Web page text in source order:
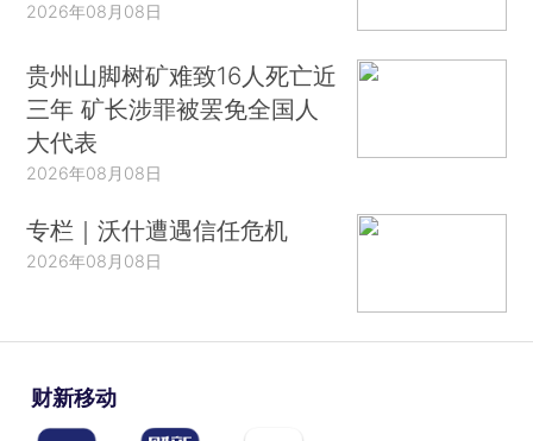
2026年08月08日
贵州山脚树矿难致16人死亡近
三年 矿长涉罪被罢免全国人
大代表
2026年08月08日
专栏｜沃什遭遇信任危机
2026年08月08日
财新移动